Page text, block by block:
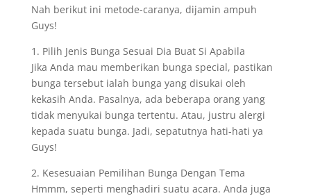
Nah berikut ini metode-caranya, dijamin ampuh
Guys!
1. Pilih Jenis Bunga Sesuai Dia Buat Si Apabila
Jika Anda mau memberikan bunga special, pastikan
bunga tersebut ialah bunga yang disukai oleh
kekasih Anda. Pasalnya, ada beberapa orang yang
tidak menyukai bunga tertentu. Atau, justru alergi
kepada suatu bunga. Jadi, sepatutnya hati-hati ya
Guys!
2. Kesesuaian Pemilihan Bunga Dengan Tema
Hmmm, seperti menghadiri suatu acara. Anda juga